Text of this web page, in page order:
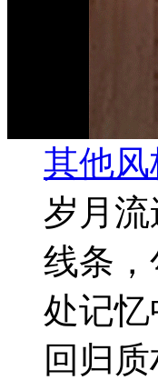
其他风
岁月
线条
处记
回归